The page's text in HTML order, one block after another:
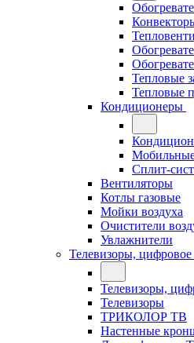
Тепловые
Тепловые
Кондиционеры
Сплит-
Вентиляторы
Котлы газовые
Мойки воздуха
Очистители
Увлажнители
Телевизоры,
Телевизоры,
Телевизоры
ТРИКОЛОР ТВ
Настенные